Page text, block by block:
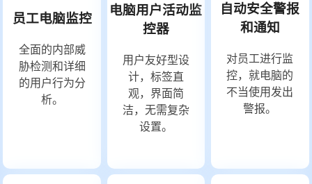
员工电脑监控
全面的内部威
胁检测和详细
的用户行为分
析。
电脑用户活动监
控器
用户友好型设
计，标签直
观，界面简
洁，无需复杂
设置。
自动安全警报
和通知
对员工进行监
控，就电脑的
不当使用发出
警报。